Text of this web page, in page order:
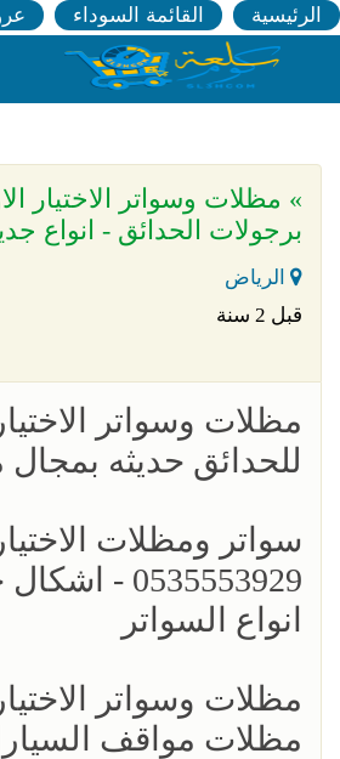
الرئيسية القائمة السوداء
برجولات الحدائق - انواع
الرياض
قبل 2 سنة
مظلات وسواتر
للحدائق حديثه
سواتر ومظلات
انواع السواتر
مظلات مواقف